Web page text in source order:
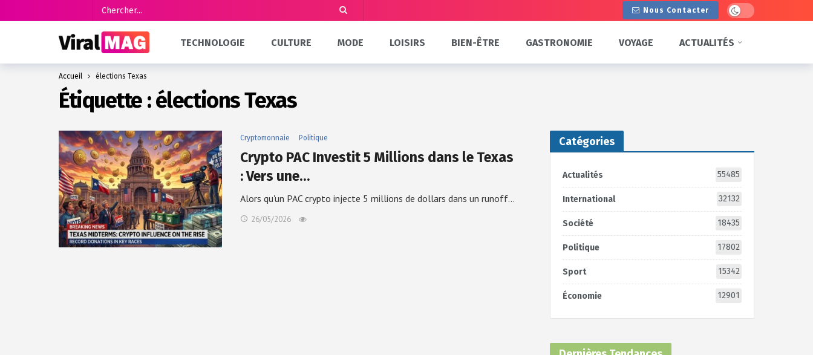
Nous Contacter Dark mode
TECHNOLOGIE CULTURE MODE LOISIRS BIEN-ÊTRE GASTRONOMIE VOYAGE ACTUALITÉS
Accueil élections Texas
Étiquette :élections Texas
Cryptomonnaie Politique
Crypto PAC Investit 5 Millions dans le Texas
: Vers une…
Alors qu'un PAC crypto injecte 5 millions de dollars dans un runoff…
26/05/2026
Catégories
Actualités 55485
International 32132
Société 18435
Politique 17802
Sport 15342
Économie 12901